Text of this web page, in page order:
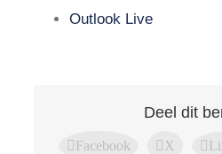
Outlook Live
Deel dit
Facebook X